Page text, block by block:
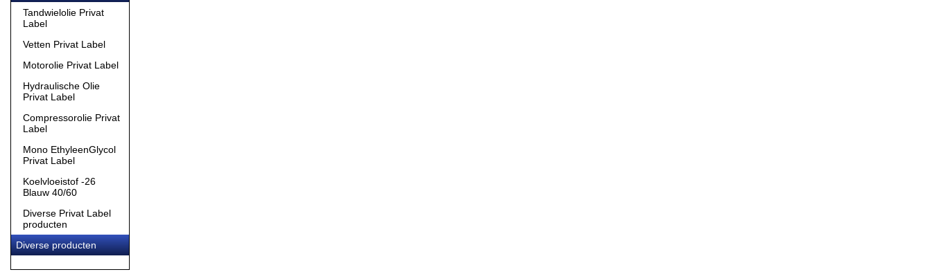
Tandwielolie Privat
Label
Vetten Privat Label
Motorolie Privat Label
Hydraulische Olie
Privat Label
Compressorolie Privat
Label
Mono EthyleenGlycol
Privat Label
Koelvloeistof -26
Blauw 40/60
Diverse Privat Label
producten
Diverse producten